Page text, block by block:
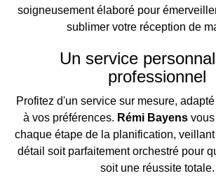
soigneusement élaboré pour
sublimer votre réception de
Un service
professionnel
Profitez d'un service sur mesure,
à vos préférences. Rémi Bayens
chaque étape de la planification,
détail soit parfaitement orchestré pour
soit une réussite totale.